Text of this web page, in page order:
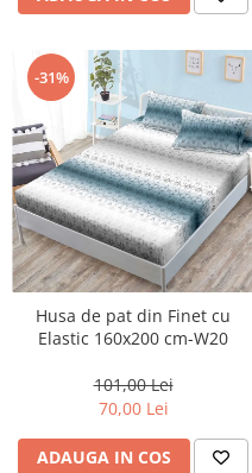
-31%
Husa de pat din Finet cu
Elastic 160x200 cm-W20
101,00 Lei
70,00 Lei
ADAUGA IN COS